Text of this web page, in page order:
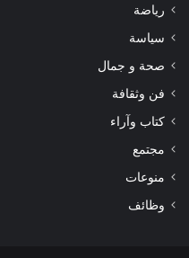
رياضة
سياسة
صحة و جمال
فن وثقافة
كتاب وآراء
مجتمع
منوعات
وظائف